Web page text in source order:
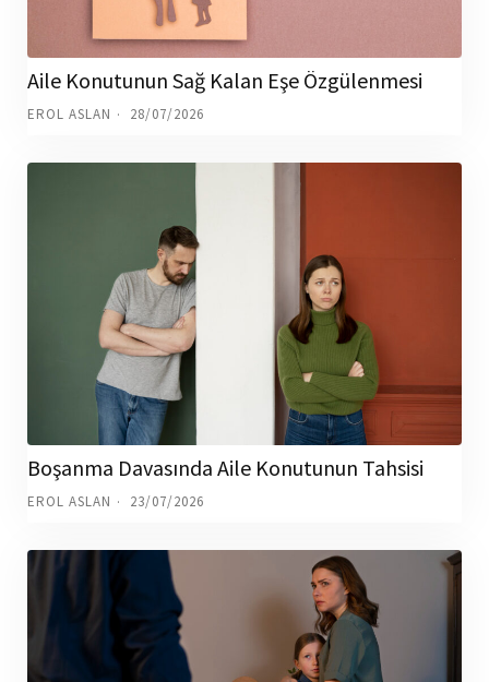
Aile Konutunun Sağ Kalan Eşe Özgülenmesi
EROL ASLAN 28/07/2026
Boşanma Davasında Aile Konutunun Tahsisi
EROL ASLAN 23/07/2026